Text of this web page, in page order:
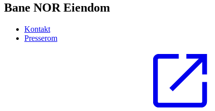
Bane NOR Eiendom
Kontakt
Presserom